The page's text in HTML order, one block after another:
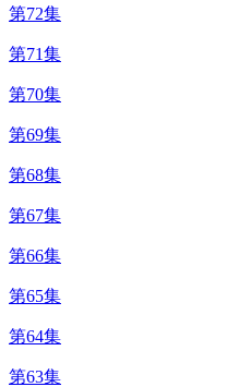
第72集
第71集
第70集
第69集
第68集
第67集
第66集
第65集
第64集
第63集